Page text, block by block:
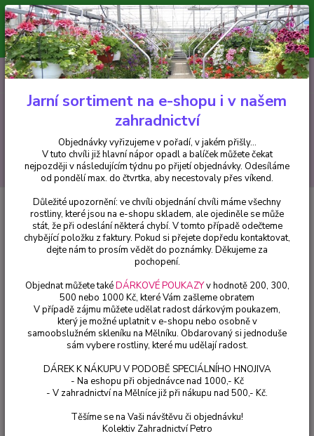
Minimální hodnota pro odeslání z e-shopu je 300 Kč.
V tuto chvíli již hlavní nápor objednávek opadl a balíček můžete čekat
nejpozději v následujícím týdnu po přijetí objednávky. Objednávky
vyřizujeme v pořadí, v jakém přišly...
CZK
Hledat
+420 602 223 614 0ks
za0 Kč
Trvalky
Plaménka (Phlox Sabulata),růžovofialový- plaménka
šídlovitá - cena na prodejně
Plaménka (Phlox
Sabulata),růžovofialový-
plaménka šídlovitá - cena na
prodejně
Jarní sortiment na e-shopu i v našem
zahradnictví
Objednávky vyřizujeme v pořadí, v jakém přišly...
V tuto chvíli již hlavní nápor opadl a balíček můžete čekat
nejpozději v následujícím týdnu po přijetí objednávky. Odesíláme
od pondělí max. do čtvrtka, aby necestovaly přes víkend.
Důležité upozornění: ve chvíli objednání chvíli máme všechny
rostliny, které jsou na e-shopu skladem, ale ojediněle se může
stát, že při odeslání některá chybí. V tomto případě odečteme
chybějící položku z faktury. Pokud si přejete dopředu kontaktovat,
dejte nám to prosím vědět do poznámky. Děkujeme za
pochopení.
Objednat můžete takéDÁRKOVÉ POUKAZYv hodnotě 200, 300,
500 nebo 1000 Kč, které Vám zašleme obratem
V případě zájmu můžete udělat radost dárkovým poukazem,
který je možné uplatnit v e-shopu nebo osobně v
samoobslužném skleníku na Mělníku. Obdarovaný si jednoduše
sám vybere rostliny, které mu udělají radost.
DÁREK K NÁKUPU V PODOBĚ SPECIÁLNÍHO HNOJIVA
- Na eshopu při objednávce nad 1000,- Kč
- V zahradnictví na Mělníce již při nákupu nad 500,- Kč.
Těšíme se na Vaši návštěvu či objednávku!
Kolektiv Zahradnictví Petro